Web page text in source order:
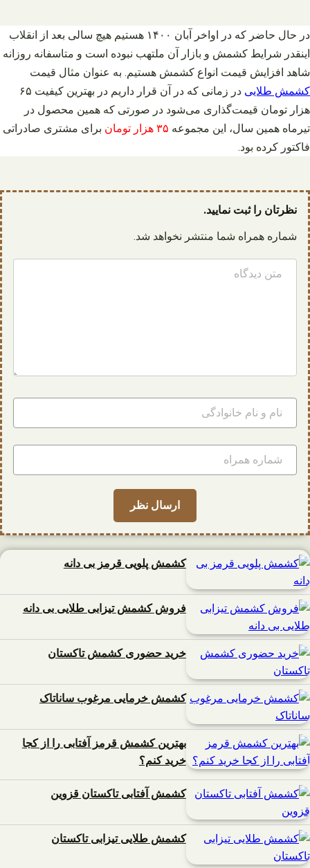
در حال حاضر که در اواخر آبان ۱۴۰۰ هستیم هیچ سالی بعد از انقلاب
اینقدر شرایط کشمش و بازار آن ملتهب نبوده است و متاسفانه روزانه
شاهد افزایش قیمت انواع کشمش هستیم. به عنوان مثال قیمت
کشمش طلایی
در زمانی که در آن قرار داریم در بهترین کیفیت ۶۵
هزار تومان قیمت‌گذاری می‌شود در صورتی که همین محصول در
تیرماه همین سال، این مجموعه ۳۵ هزار تومان
برای مشتری صادراتی
فاکتور کرده بود.
نظرتان را ثبت نمایید.
شماره همراه شما منتشر نخواهد شد.
کشمش پلویی قرمز بی دانه
فروش کشمش تیزابی طلایی بی دانه
خرید حضوری کشمش تاکستان
کشمش خرمایی مرغوب ساناتاک
بهترین کشمش قرمز آفتابی را از کجا
خرید کنم؟
کشمش آفتابی تاکستان قزوین
کشمش طلایی تیزابی تاکستان